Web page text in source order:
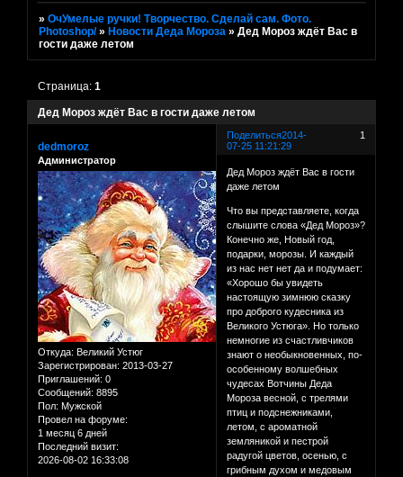
»ОчУмелые ручки! Творчество. Сделай сам. Фото.
Photoshop/ » Новости Деда Мороза »Дед Мороз ждёт Вас в
гости даже летом
Дед Мороз ждёт Вас в гости даже летом
Страница:1
Поделиться 1
2014-
07-25 11:21:29
dedmoroz
Администратор
Откуда: Великий Устюг
Зарегистрирован: 2013-03-27
Приглашений: 0
Сообщений: 8895
Пол: Мужской
Провел на форуме:
1 месяц 6 дней
Последний визит:
2026-08-02 16:33:08
Дед Мороз ждёт Вас в гости
даже летом
Что вы представляете, когда
слышите слова «Дед Мороз»?
Конечно же, Новый год,
подарки, морозы. И каждый
из нас нет нет да и подумает:
«Хорошо бы увидеть
настоящую зимнюю сказку
про доброго кудесника из
Великого Устюга». Но только
немногие из счастливчиков
знают о необыкновенных, по-
особенному волшебных
чудесах Вотчины Деда
Мороза весной, с трелями
птиц и подснежниками,
летом, с ароматной
земляникой и пестрой
радугой цветов, осенью, с
грибным духом и медовым